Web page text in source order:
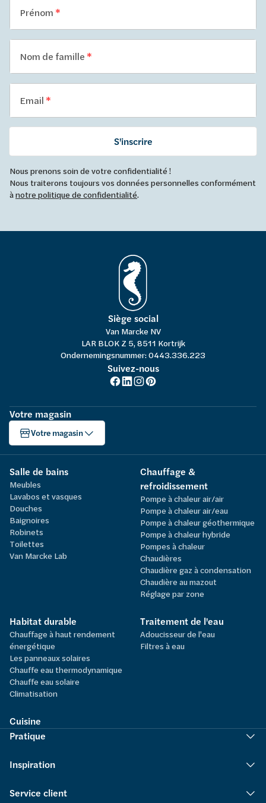
Prénom
Nom de famille
Email
S'inscrire
Nous prenons soin de votre confidentialité !
Nous traiterons toujours vos données personnelles conformément
ànotre politique de confidentialité.
Siège social
Van Marcke NV
LAR BLOK Z 5, 8511 Kortrijk
Ondernemingsnummer: 0443.336.223
Suivez-nous
Votre magasin
Votre magasin
Salle de bains
Meubles
Lavabos et vasques
Douches
Baignoires
Robinets
Toilettes
Van Marcke Lab
Chauffage &
refroidissement
Pompe à chaleur air/air
Pompe à chaleur air/eau
Pompe à chaleur géothermique
Pompe à chaleur hybride
Pompes à chaleur
Chaudières
Chaudière gaz à condensation
Chaudière au mazout
Réglage par zone
Habitat durable
Chauffage à haut rendement
énergétique
Les panneaux solaires
Chauffe eau thermodynamique
Chauffe eau solaire
Climatisation
Traitement de l'eau
Adoucisseur de l'eau
Filtres à eau
Cuisine
Pratique
Inspiration
Service client